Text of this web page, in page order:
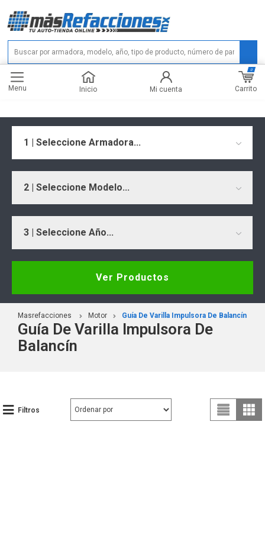
Menu Inicio Mi cuenta Carrito
0
1 | Seleccione Armadora...
2 | Seleccione Modelo...
3 | Seleccione Año...
Ver Productos
Masrefacciones Motor Guía De Varilla Impulsora De Balancín
Guía De Varilla Impulsora De
Balancín
Filtros